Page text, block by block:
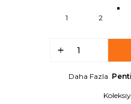
1 2
Daha Fazla Penti